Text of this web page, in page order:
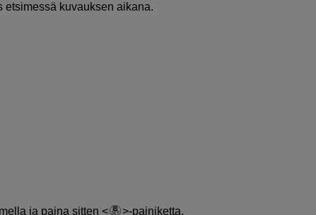
etsimessä kuvauksen aikana.
ja paina sitten
-painiketta.